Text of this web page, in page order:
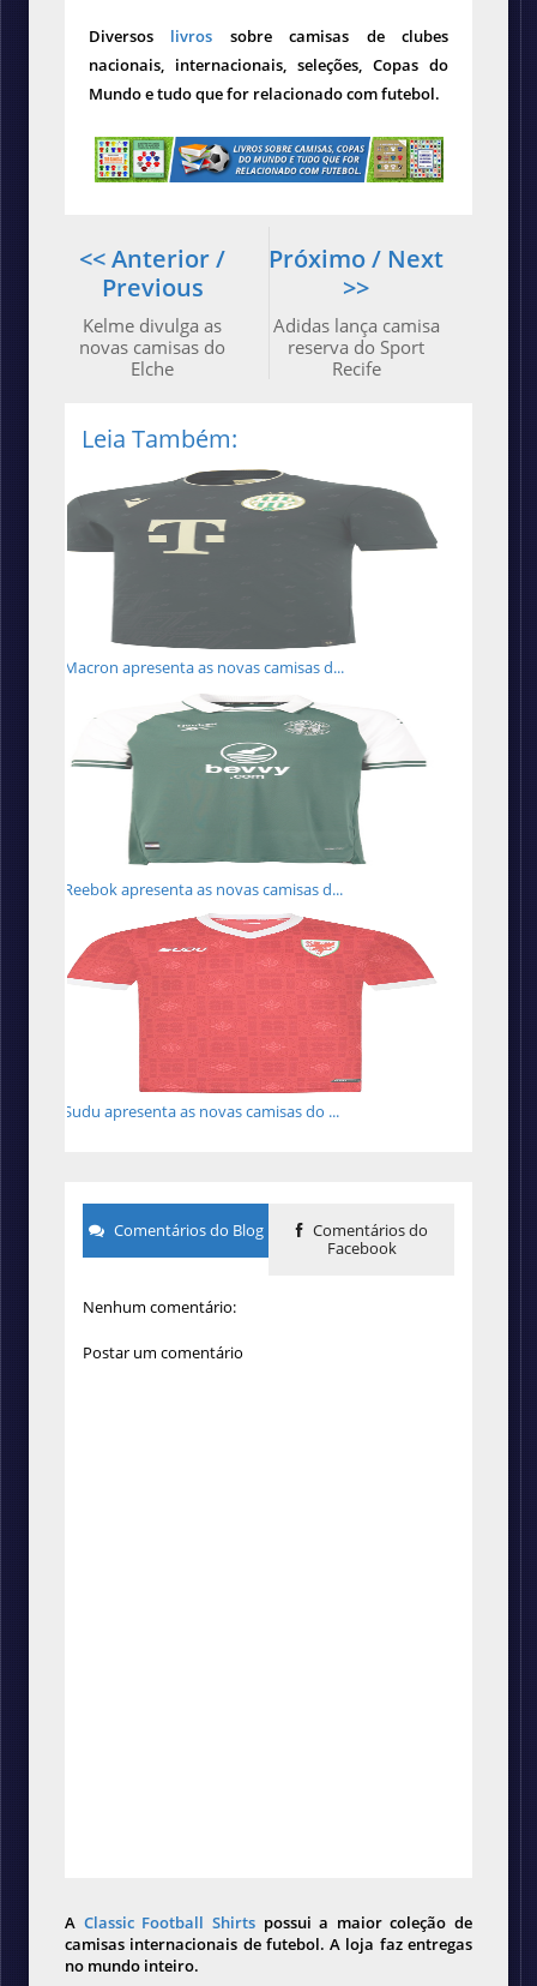
Diversos livros sobre camisas de clubes
nacionais, internacionais, seleções, Copas do
Mundo e tudo que for relacionado com futebol.
Próximo / Next
>>
Adidas lança camisa
reserva do Sport
Recife
<< Anterior /
Previous
Kelme divulga as
novas camisas do
Elche
Leia Também:
Macron apresenta as novas camisas d...
Reebok apresenta as novas camisas d...
Sudu apresenta as novas camisas do ...
Comentários do Blog
Comentários do
Facebook
Nenhum comentário:
Postar um comentário
A Classic Football Shirts possui a maior coleção de
camisas internacionais de futebol. A loja faz entregas
no mundo inteiro.